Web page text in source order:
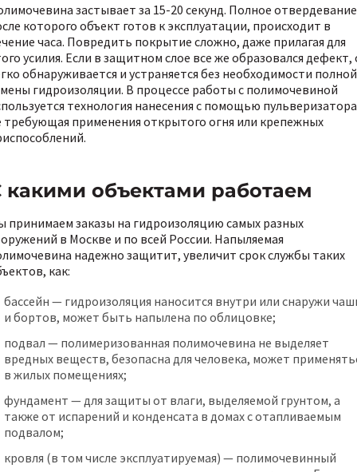
застывает за 15-20 секунд. Полное
которого объект готов к эксплуатации, происходит в
часа. Повредить покрытие сложно, даже прилагая для
усилия. Если в защитном слое все же образовался дефект,
обнаруживается и устраняется без необходимости полной
гидроизоляции. В процессе работы с полимочевиной
технология нанесения с помощью
требующая применения открытого огня или крепежных
какими объектами работаем
принимаем заказы на гидроизоляцию самых разных
в Москве и по всей России. Напыляемая
надежно защитит, увеличит срок службы таких
как:
бассейн — гидроизоляция наносится внутри или снаружи
и бортов, может быть напылена по облицовке;
подвал — полимеризованная полимочевина не выделяет
вредных веществ, безопасна для человека, может
в жилых помещениях;
фундамент — для защиты от влаги, выделяемой грунтом, а
также от испарений и конденсата в домах с отапливаемым
подвалом;
кровля (в том числе эксплуатируемая) — полимочевинный